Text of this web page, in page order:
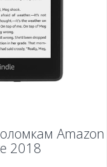
Amazon
2018